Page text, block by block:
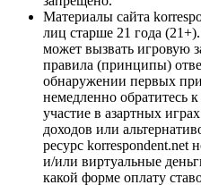
Материалы сайта
лиц старше 21 года
может вызвать игровую
правила (принципы)
обнаружении первых
немедленно обратитесь
участие в азартных
доходов или
ресурс korrespondent.net
и/или виртуальные
какой форме оплату